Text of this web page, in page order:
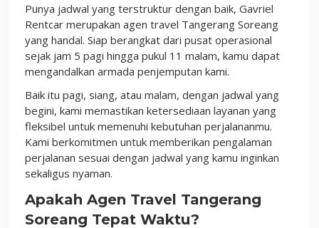
Punya jadwal yang terstruktur dengan baik, Gavriel
Rentcar merupakan agen travel Tangerang Soreang
yang handal. Siap berangkat dari pusat operasional
sejak jam 5 pagi hingga pukul 11 malam, kamu dapat
mengandalkan armada penjemputan kami.
Baik itu pagi, siang, atau malam, dengan jadwal yang
begini, kami memastikan ketersediaan layanan yang
fleksibel untuk memenuhi kebutuhan perjalananmu.
Kami berkomitmen untuk memberikan pengalaman
perjalanan sesuai dengan jadwal yang kamu inginkan
sekaligus nyaman.
Apakah Agen Travel Tangerang
Soreang Tepat Waktu?